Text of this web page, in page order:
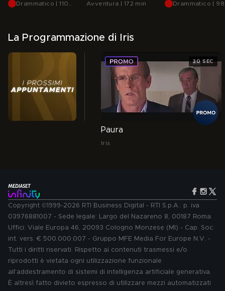
Drammatico | 110
Avventura | 172 min
Drammatico | 98
La Programmazione di Iris
Paura
Iris
30 SEC
Copyright ©1999-2026 RTI Business Digital - RTI S.p.A.: p. iva
03976881007 - Sede legale: Largo del Nazareno 8, 00187 Roma.
Uffici: Viale Europa 46, 20093 Cologno Monzese (MI) - Cap. Soc.
int. vers. € 500.000.007 - Gruppo MFE Media For Europe N.V. -
Tutti i diritti riservati. Rispetto ai contenuti trasmessi e/o
riprodotti è vietata ogni utilizzazione funzionale
all'addestramento di sistemi di intelligenza artificiale generativa.
È altresì fatto divieto espresso di utilizzare mezzi automatizzati